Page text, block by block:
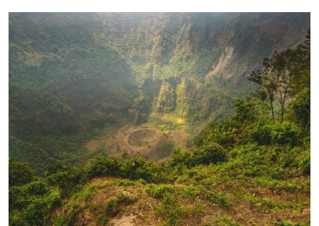
cafés y miradores en la zona.